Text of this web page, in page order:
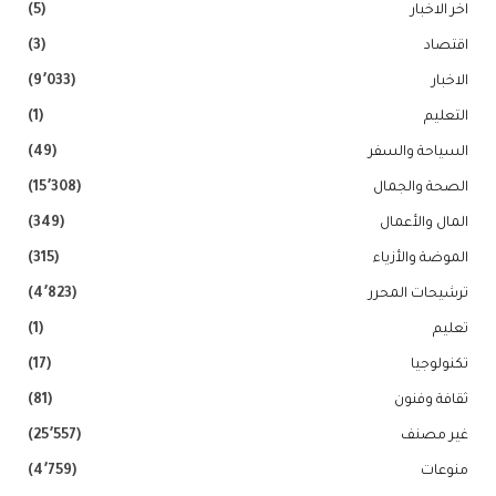
اخر الاخبار (5)
اقتصاد (3)
الاخبار (9٬033)
التعليم (1)
السياحة والسفر (49)
الصحة والجمال (15٬308)
المال والأعمال (349)
الموضة والأزياء (315)
ترشيحات المحرر (4٬823)
تعليم (1)
تكنولوجيا (17)
ثقافة وفنون (81)
غير مصنف (25٬557)
منوعات (4٬759)